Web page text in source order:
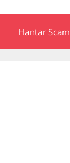
Hantar Scam